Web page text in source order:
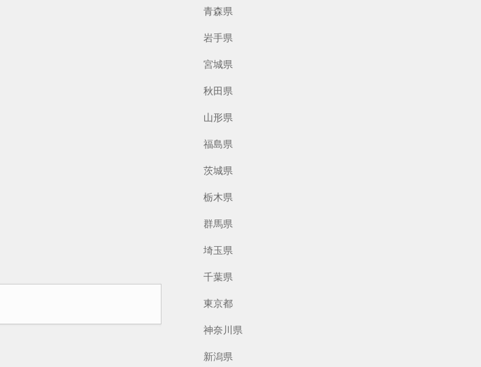
青森県
岩手県
宮城県
秋田県
山形県
福島県
茨城県
栃木県
群馬県
埼玉県
千葉県
東京都
神奈川県
新潟県